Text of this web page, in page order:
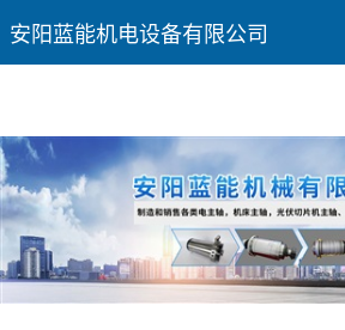
安阳蓝能机电设备有限公司